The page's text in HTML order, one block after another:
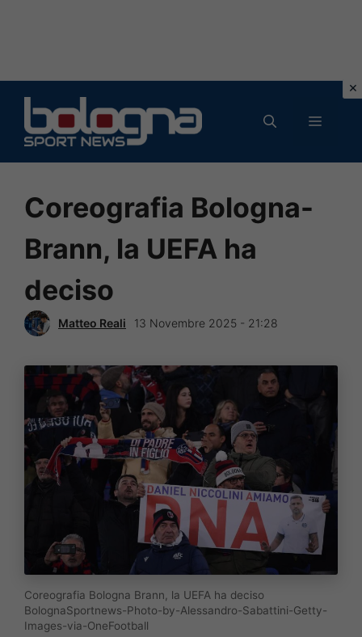
contenuto
MENU
Coreografia Bologna-
Brann, la UEFA ha
deciso
Matteo Reali 13 Novembre 2025 - 21:28
Coreografia Bologna Brann, la UEFA ha deciso
BolognaSportnews-Photo-by-Alessandro-Sabattini-Getty-
Images-via-OneFootball